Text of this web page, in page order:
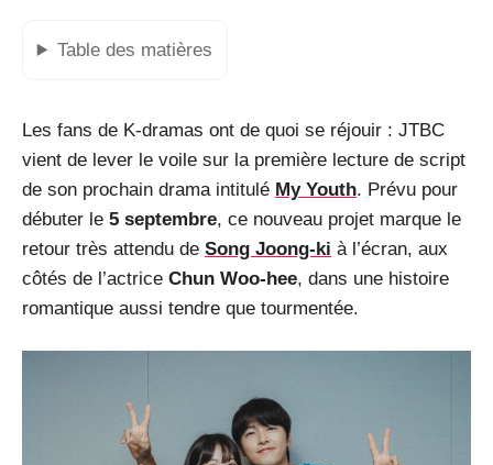
Table des matières
Les fans de K-dramas ont de quoi se réjouir : JTBC
vient de lever le voile sur la première lecture de script
de son prochain drama intitulé My Youth. Prévu pour
débuter le 5 septembre, ce nouveau projet marque le
retour très attendu de Song Joong-ki à l’écran, aux
côtés de l’actrice Chun Woo-hee, dans une histoire
romantique aussi tendre que tourmentée.